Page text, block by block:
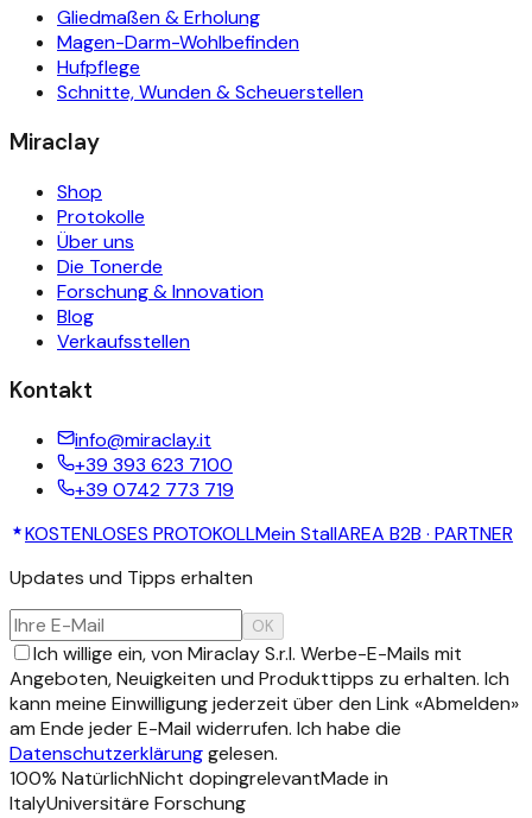
Gliedmaßen & Erholung
Magen-Darm-Wohlbefinden
Hufpflege
Schnitte, Wunden & Scheuerstellen
Miraclay
Shop
Protokolle
Über uns
Die Tonerde
Forschung & Innovation
Blog
Verkaufsstellen
Kontakt
info@miraclay.it
+39 393 623 7100
+39 0742 773 719
KOSTENLOSES PROTOKOLLMein StallAREA B2B · PARTNER
Updates und Tipps erhalten
OK
Ich willige ein, von Miraclay S.r.l. Werbe-E-Mails mit
Angeboten, Neuigkeiten und Produkttipps zu erhalten. Ich
kann meine Einwilligung jederzeit über den Link «Abmelden»
am Ende jeder E-Mail widerrufen. Ich habe die
Datenschutzerklärunggelesen.
100% NatürlichNicht dopingrelevantMade in
ItalyUniversitäre Forschung